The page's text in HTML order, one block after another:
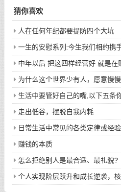
猜你喜欢
人在任何年纪都要提防四个大坑
一生的安慰系列:今生我们相约携
次的回眸才换来今生的相遇
中年以后 把这四样经营好 就是在
为什么这个世界少有人，愿意慢慢
生活中要管好自己的嘴,以下五条
走出低谷，摆脱自我内耗
日常生活中常见的各类定律或经
赚钱的本质
怎么拒绝别人是最合适、最礼貌?
个人实现阶层跃升和成长逆袭，